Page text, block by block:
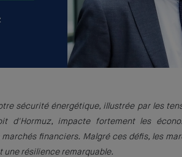
sécurité énergétique, illustrée par les
d'Hormuz, impacte fortement les
financiers. Malgré ces défis, les
une résilience remarquable.